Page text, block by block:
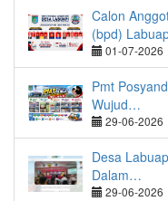
Calon
(bpd)
01-07-2026
Pmt
Wujud…
29-06-2026
Desa
Dalam…
29-06-2026